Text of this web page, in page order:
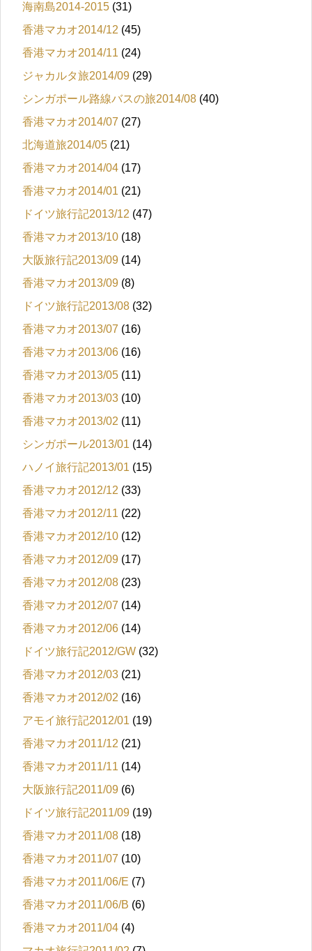
海南島2014-2015 (31)
香港マカオ2014/12 (45)
香港マカオ2014/11 (24)
ジャカルタ旅2014/09 (29)
シンガポール路線バスの旅2014/08 (40)
香港マカオ2014/07 (27)
北海道旅2014/05 (21)
香港マカオ2014/04 (17)
香港マカオ2014/01 (21)
ドイツ旅行記2013/12 (47)
香港マカオ2013/10 (18)
大阪旅行記2013/09 (14)
香港マカオ2013/09 (8)
ドイツ旅行記2013/08 (32)
香港マカオ2013/07 (16)
香港マカオ2013/06 (16)
香港マカオ2013/05 (11)
香港マカオ2013/03 (10)
香港マカオ2013/02 (11)
シンガポール2013/01 (14)
ハノイ旅行記2013/01 (15)
香港マカオ2012/12 (33)
香港マカオ2012/11 (22)
香港マカオ2012/10 (12)
香港マカオ2012/09 (17)
香港マカオ2012/08 (23)
香港マカオ2012/07 (14)
香港マカオ2012/06 (14)
ドイツ旅行記2012/GW (32)
香港マカオ2012/03 (21)
香港マカオ2012/02 (16)
アモイ旅行記2012/01 (19)
香港マカオ2011/12 (21)
香港マカオ2011/11 (14)
大阪旅行記2011/09 (6)
ドイツ旅行記2011/09 (19)
香港マカオ2011/08 (18)
香港マカオ2011/07 (10)
香港マカオ2011/06/E (7)
香港マカオ2011/06/B (6)
香港マカオ2011/04 (4)